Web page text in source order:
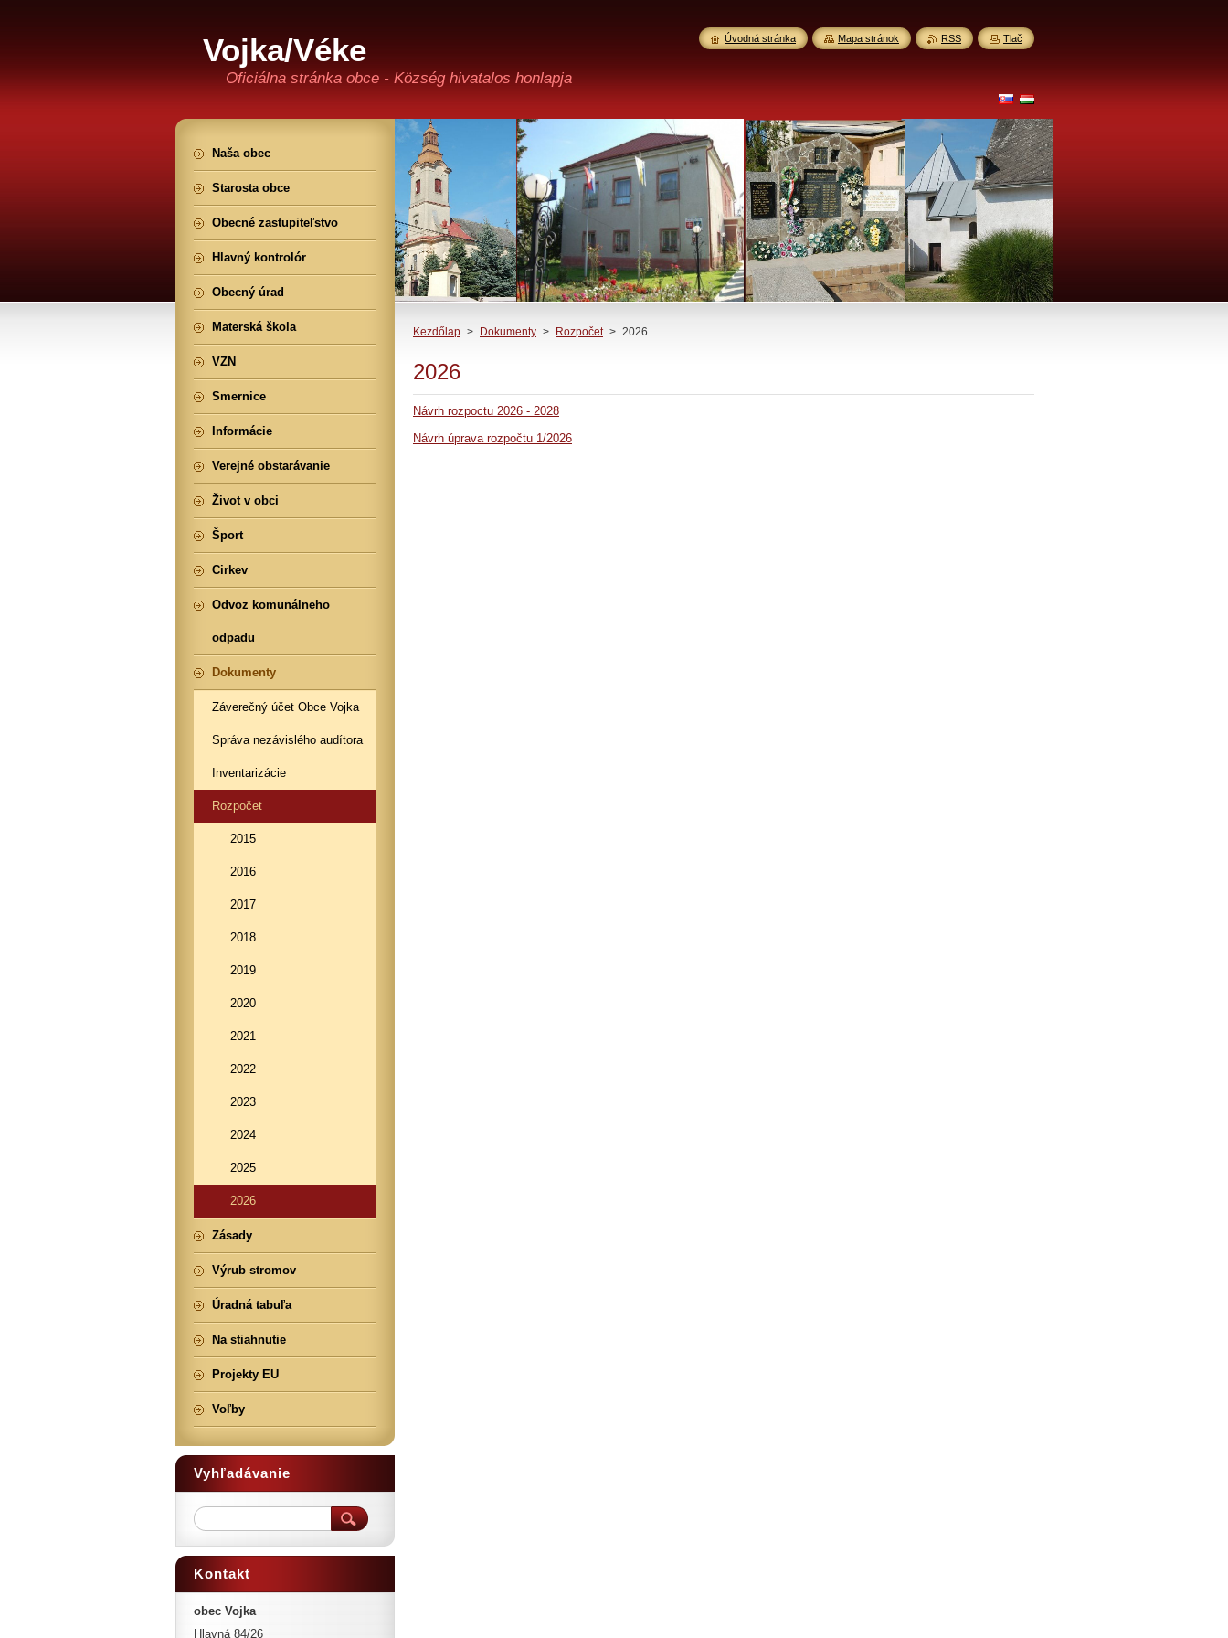
Vojka/Véke
Oficiálna stránka obce - Község hivatalos honlapja
Kezdőlap > Dokumenty > Rozpočet > 2026
2026
Návrh rozpoctu 2026 - 2028
Návrh úprava rozpočtu 1/2026
Naša obec
Starosta obce
Obecné zastupiteľstvo
Hlavný kontrolór
Obecný úrad
Materská škola
VZN
Smernice
Informácie
Verejné obstarávanie
Život v obci
Šport
Cirkev
Odvoz komunálneho
odpadu
Dokumenty
Záverečný účet Obce Vojka
Správa nezávislého audítora
Inventarizácie
Rozpočet
2015
2016
2017
2018
2019
2020
2021
2022
2023
2024
2025
2026
Zásady
Výrub stromov
Úradná tabuľa
Na stiahnutie
Projekty EU
Voľby
Vyhľadávanie
Kontakt
obec Vojka
Hlavná 84/26
Úvodná stránka Mapa stránok RSS Tlač